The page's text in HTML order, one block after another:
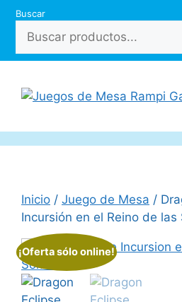
Saltar
contenido
Buscar
Inicio / Juego de Mesa /
Incursión en el Reino de las
¡Oferta sólo online!